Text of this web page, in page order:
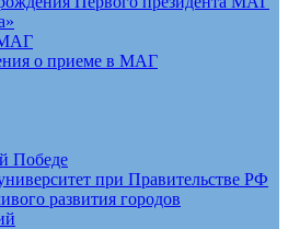
о приеме в МАГ
Победе
при Правительстве РФ
развития городов